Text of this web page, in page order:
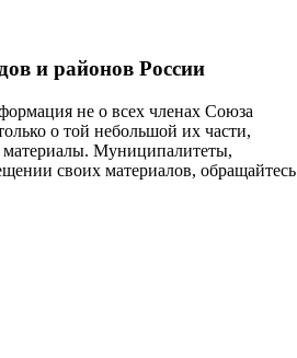
и районов России
не о всех членах Союза
о той небольшой их части,
материалы. Муниципалитеты,
своих материалов, обращайтесь